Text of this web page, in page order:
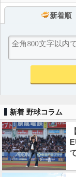
新着順
新着 野球コラム